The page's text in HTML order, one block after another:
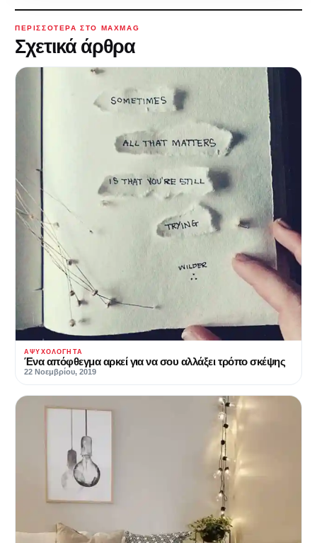
ΠΕΡΙΣΣΌΤΕΡΑ ΣΤΟ MAXMAG
Σχετικά άρθρα
ΑΨΥΧΟΛΌΓΗΤΑ
Ένα απόφθεγμα αρκεί για να σου αλλάξει τρόπο σκέψης
22 Νοεμβρίου, 2019